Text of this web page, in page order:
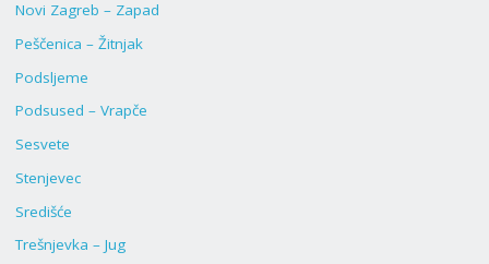
Novi Zagreb – Zapad
Peščenica – Žitnjak
Podsljeme
Podsused – Vrapče
Sesvete
Stenjevec
Središće
Trešnjevka – Jug